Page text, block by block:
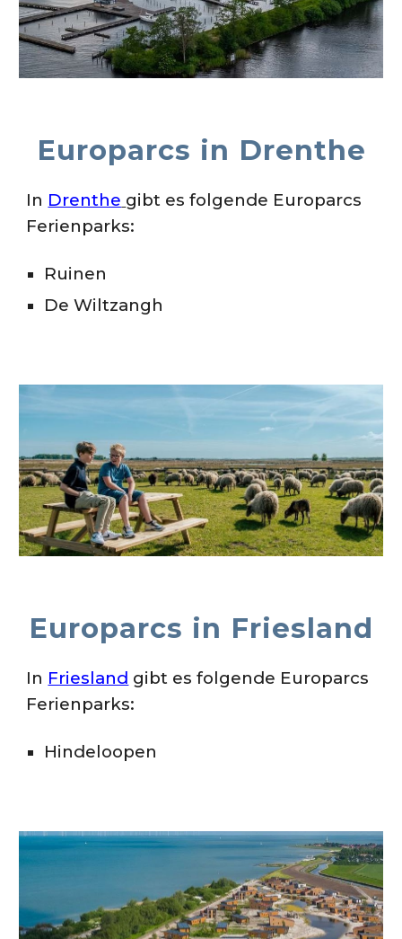
Europarcs in Drenthe
In Drenthe gibt es folgende Europarcs
Ferienparks:
Ruinen
De Wiltzangh
Europarcs in Friesland
In Friesland gibt es folgende Europarcs
Ferienparks:
Hindeloopen